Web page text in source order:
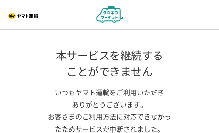
本サービスを継続する
ことができません
いつもヤマト運輸をご利用いただき
ありがとうございます。
お客さまのご利用方法に対応できなかっ
たためサービスが中断されました。